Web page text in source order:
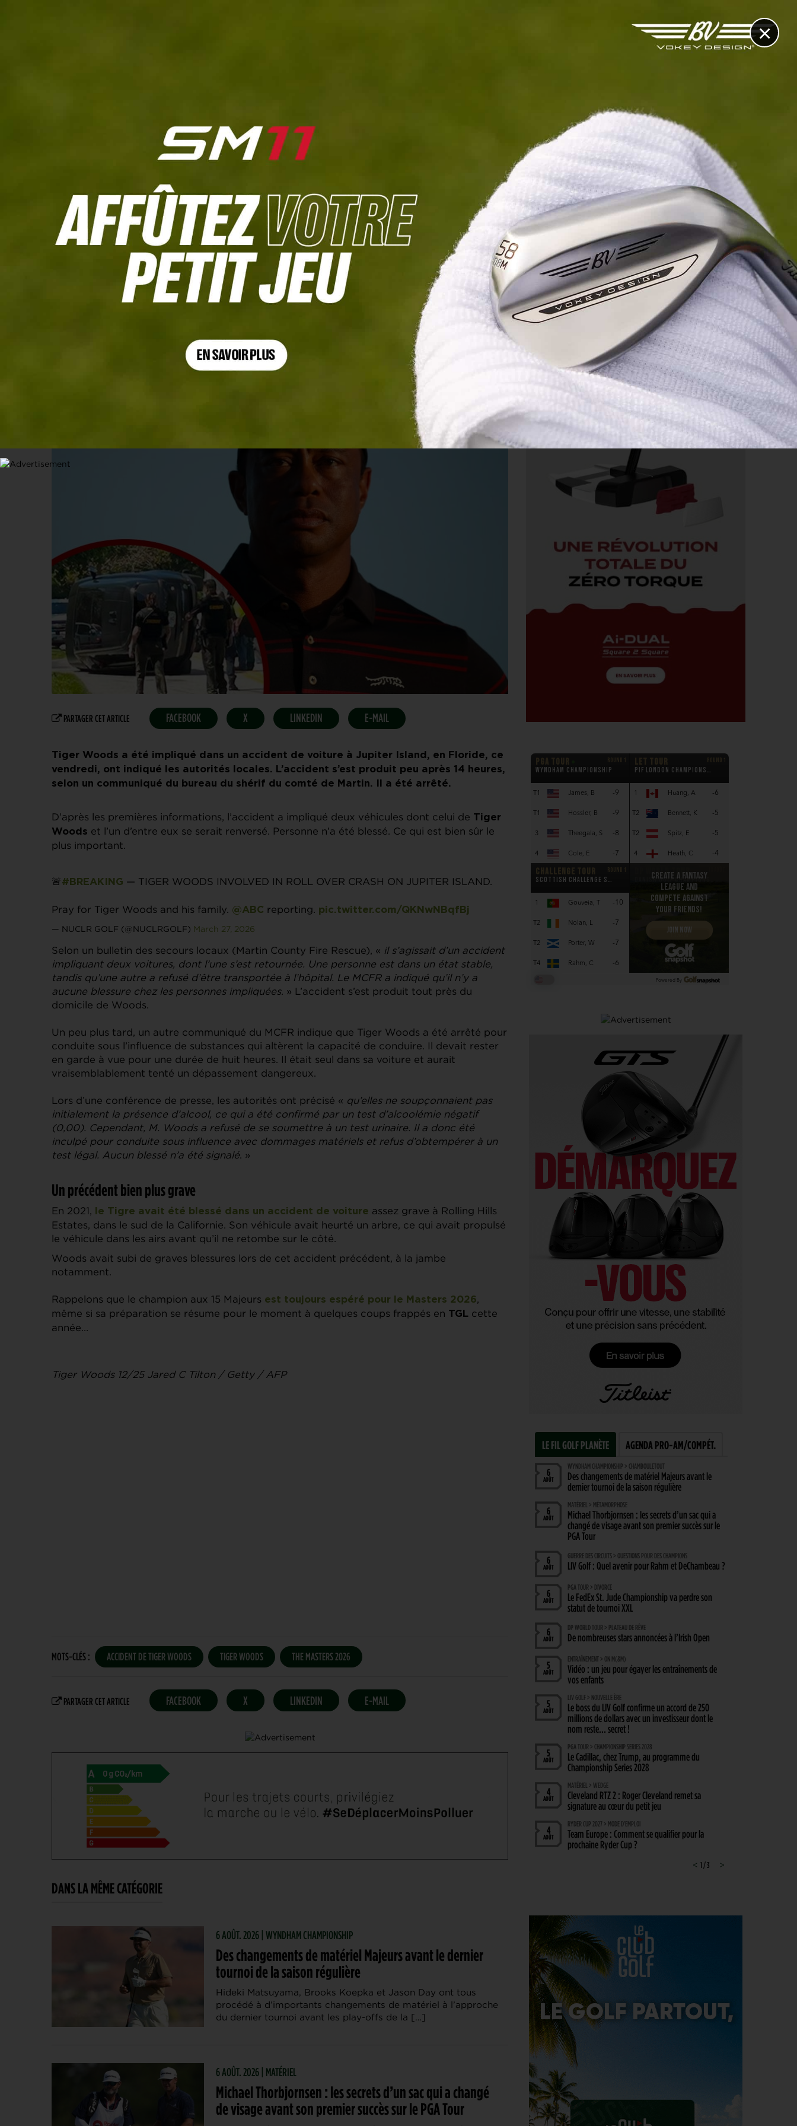
×
Nouvel accident de la route pour Tiger Woods, arrêté par les autorités !
PARTAGER CET ARTICLE FACEBOOK X LINKEDIN E-MAIL
Tiger Woods a été impliqué dans un accident de voiture à Jupiter Island, en Floride, ce
vendredi, ont indiqué les autorités locales. L’accident s’est produit peu après 14 heures,
selon un communiqué du bureau du shérif du comté de Martin. Il a été arrêté.
D’après les premières informations, l’accident a impliqué deux véhicules dont celui de Tiger
Woods et l’un d’entre eux se serait renversé. Personne n’a été blessé. Ce qui est bien sûr le
plus important.
🚨 #BREAKING — TIGER WOODS INVOLVED IN ROLL OVER CRASH ON JUPITER ISLAND.
Pray for Tiger Woods and his family. @ABC reporting. pic.twitter.com/QKNwNBqfBj
— NUCLR GOLF (@NUCLRGOLF) March 27, 2026
Selon un bulletin des secours locaux (Martin County Fire Rescue), « il s’agissait d’un accident
impliquant deux voitures, dont l’une s’est retournée. Une personne est dans un état stable,
tandis qu’une autre a refusé d’être transportée à l’hôpital. Le MCFR a indiqué qu’il n’y a
aucune blessure chez les personnes impliquées. » L’accident s’est produit tout près du
domicile de Woods.
Un peu plus tard, un autre communiqué du MCFR indique que Tiger Woods a été arrêté pour
conduite sous l’influence de substances qui altèrent la capacité de conduire. Il devait rester
en garde à vue pour une durée de huit heures. Il était seul dans sa voiture et aurait
vraisemblablement tenté un dépassement dangereux.
Lors d’une conférence de presse, les autorités ont précisé « qu’elles ne soupçonnaient pas
initialement la présence d’alcool, ce qui a été confirmé par un test d’alcoolémie négatif
(0,00). Cependant, M. Woods a refusé de se soumettre à un test urinaire. Il a donc été
inculpé pour conduite sous influence avec dommages matériels et refus d’obtempérer à un
test légal. Aucun blessé n’a été signalé. »
Un précédent bien plus grave
En 2021, le Tigre avait été blessé dans un accident de voiture assez grave à Rolling Hills
Estates, dans le sud de la Californie. Son véhicule avait heurté un arbre, ce qui avait propulsé
le véhicule dans les airs avant qu’il ne retombe sur le côté.
Woods avait subi de graves blessures lors de cet accident précédent, à la jambe
notamment.
Rappelons que le champion aux 15 Majeurs est toujours espéré pour le Masters 2026,
même si sa préparation se résume pour le moment à quelques coups frappés en TGL cette
année…
Tiger Woods 12/25 Jared C Tilton / Getty / AFP
MOTS-CLÉS : ACCIDENT DE TIGER WOODS TIGER WOODS THE MASTERS 2026
PARTAGER CET ARTICLE FACEBOOK X LINKEDIN E-MAIL
DANS LA MÊME CATÉGORIE
6 AOÛT. 2026 | WYNDHAM CHAMPIONSHIP
Des changements de matériel Majeurs avant le dernier
tournoi de la saison régulière
Hideki Matsuyama, Brooks Koepka et Jason Day ont tous
procédé à d’importants changements de matériel à l’approche
du dernier tournoi avant les play-offs de la […]
6 AOÛT. 2026 | MATÉRIEL
Michael Thorbjornsen : les secrets d’un sac qui a changé
de visage avant son premier succès sur le PGA Tour
LE FIL GOLF PLANÈTE AGENDA PRO-AM/COMPÉT.
6
AOÛT
WYNDHAM CHAMPIONSHIP > CHAMBOULETOUT
Des changements de matériel Majeurs avant le
dernier tournoi de la saison régulière
6
AOÛT
MATÉRIEL > MÉTAMORPHOSE
Michael Thorbjornsen : les secrets d’un sac qui a
changé de visage avant son premier succès sur le
PGA Tour
6
AOÛT
GUERRE DES CIRCUITS > QUESTIONS POUR DES CHAMPIONS
LIV Golf : Quel avenir pour Rahm et DeChambeau ?
6
AOÛT
PGA TOUR > DIVORCE
Le FedEx St. Jude Championship va perdre son
statut de tournoi XXL
6
AOÛT
DP WORLD TOUR > PLATEAU DE RÊVE
De nombreuses stars annoncées à l’Irish Open
5
AOÛT
ENTRAÎNEMENT > ON M(&M)
Vidéo : un jeu pour égayer les entraînements de
vos enfants
5
AOÛT
LIV GOLF > NOUVELLE ÈRE
Le boss du LIV Golf confirme un accord de 250
millions de dollars avec un investisseur dont le
nom reste… secret !
5
AOÛT
PGA TOUR > CHAMPIONSHIP SERIES 2028
Le Cadillac, chez Trump, au programme du
Championship Series 2028
4
AOÛT
MATÉRIEL > WEDGE
Cleveland RTZ 2 : Roger Cleveland remet sa
signature au cœur du petit jeu
4
AOÛT
RYDER CUP 2027 > MODE D'EMPLOI
Team Europe : Comment se qualifier pour la
prochaine Ryder Cup ?
L’Évian Resort Golf Club Academy célèbre 20 ans
AOÛT Fin de saison du PGA Tour : Mode d’emploi
4
AOÛT
SAVOIR VIVRE > LA COMPLAINTE DU GOLFEUR
Etiquette : ne cherchez pas d’excuse, tout le monde
s’en fiche !
4
AOÛT
SOLHEIM CUP 2026 > CHOIX
Solheim Cup 2026 : ces cinq joueuses qui restent à
quai malgré leur candidature
4
AOÛT
SOLHEIM CUP 2026 > QUALIFIÉES !
Angel Yin et Jennifer Kupcho rejoignent Nelly
Korda dans la liste des qualifiées pour la Solheim
Cup 2026
AOÛT
PGA TOUR > PÉPITE
s’apprête à débarquer sur le PGA Tour ?
4
AOÛT
WYNDHAM CHAMPIONSHIP > FEDEXCUP
FedExCup : Bradley, Day, Koepka, Finau… Pavon
et Saddier jouent gros au Wyndham Championship
< >
1 / 3